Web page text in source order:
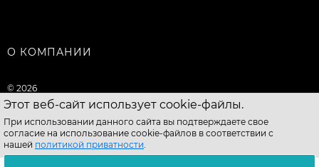
Этот веб-сайт использует cookie-файлы.
При использовании данного сайта вы подтверждаете свое
согласие на использование cookie-файлов в соответствии с
нашей политикой приватности.
О КОМПАНИИ
© 2026